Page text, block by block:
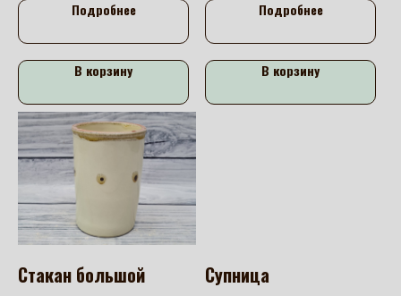
Подробнее
В корзину
Подробнее
В корзину
Стакан большой Супница